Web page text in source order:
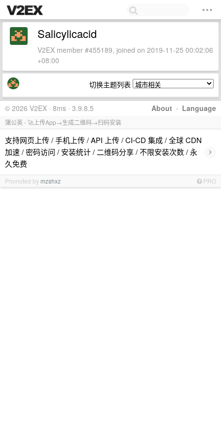
Salicylicacid
V2EX member #455189, joined on 2019-11-25 00:02:06
+08:00
切换主题列表
About · Language
© 2026 V2EX · 8ms · 3.9.8.5
蒲公英 - 🚀上传App→生成二维码→扫码安装
支持网页上传 / 手机上传 / API 上传 / CI-CD 集成 / 全球 CDN
加速 / 密码访问 / 安装统计 / 二维码分享 / 不限安装次数 / 永
久免费
›
Promoted by mzshxz PRO